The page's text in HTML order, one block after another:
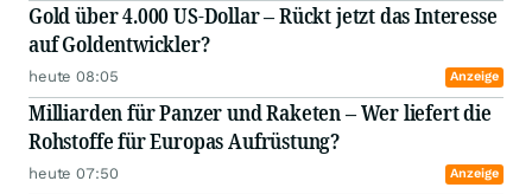
Gold über 4.000 US-Dollar – Rückt jetzt das Interesse
auf Goldentwickler?
heute 08:05 Anzeige
Milliarden für Panzer und Raketen – Wer liefert die
Rohstoffe für Europas Aufrüstung?
heute 07:50 Anzeige